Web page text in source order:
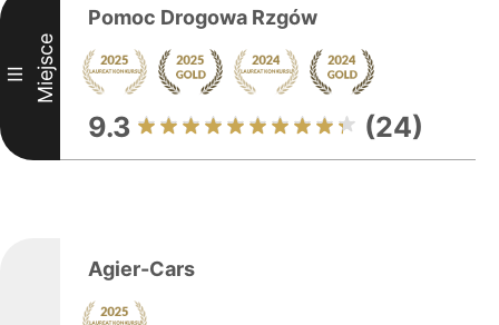
III Miejsce
Pomoc Drogowa Rzgów
9.3 (24)
Agier-Cars